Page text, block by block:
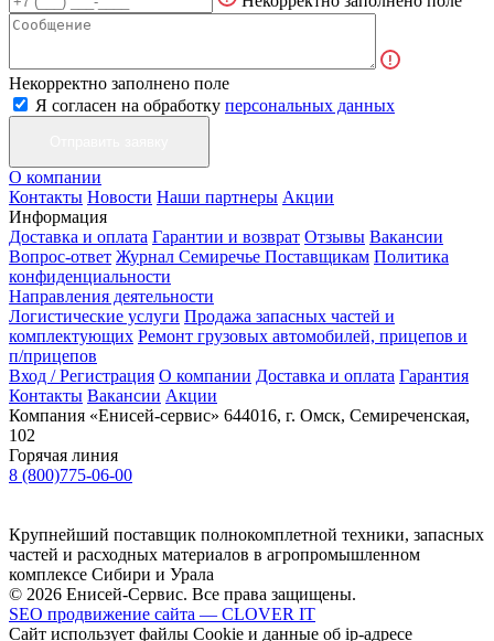
Некорректно заполнено поле
Я согласен на обработку персональных данных
О компании
Контакты Новости Наши партнеры Акции
Информация
Доставка и оплата Гарантии и возврат Отзывы Вакансии
Вопрос-ответ Журнал Семиречье Поставщикам Политика
конфиденциальности
Направления деятельности
Логистические услуги Продажа запасных частей и
комплектующих Ремонт грузовых автомобилей, прицепов и
п/прицепов
Вход / Регистрация О компании Доставка и оплата Гарантия
Контакты Вакансии Акции
Компания «Енисей-сервис» 644016, г. Омск, Семиреченская,
102
Горячая линия
8 (800)775-06-00
Крупнейший поставщик полнокомплетной техники, запасных
частей и расходных материалов в агропромышленном
комплексе Сибири и Урала
© 2026 Енисей-Сервис. Все права защищены.
SEO продвижение сайта — CLOVER IT
Сайт использует файлы Cookie и данные об ip-адресе